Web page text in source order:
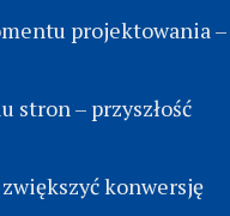
projektowania –
stron – przyszłość
konwersję